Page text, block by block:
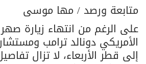
متابعة ورصد / مها موسى
على الرغم من انتهاء زيارة
الأمريكي دونالد ترامب
إلى قطر الأربعاء، لا تزال